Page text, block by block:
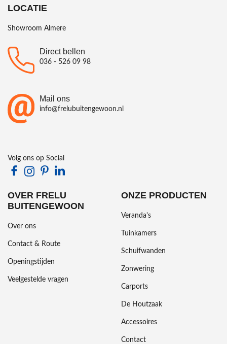
LOCATIE
Showroom Almere
Direct bellen
036 - 526 09 98
Mail ons
info@frelubuitengewoon.nl
Volg ons op Social
OVER FRELU
BUITENGEWOON
Over ons
Contact & Route
Openingstijden
Veelgestelde vragen
ONZE PRODUCTEN
Veranda's
Tuinkamers
Schuifwanden
Zonwering
Carports
De Houtzaak
Accessoires
Contact